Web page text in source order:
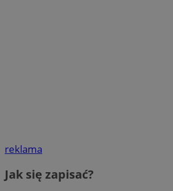
reklama
Jak się zapisać?